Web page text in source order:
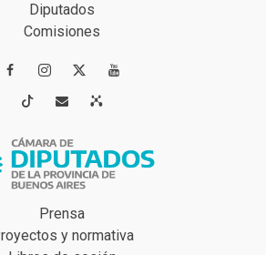
Diputados
Comisiones
 
 
Prensa
y normativa